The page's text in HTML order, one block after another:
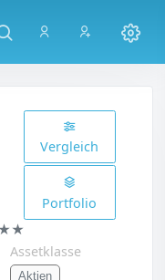
Vergleich
Portfolio
Assetklasse
Aktien